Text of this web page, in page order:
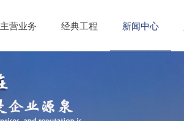
主营业务 经典工程 新闻中心